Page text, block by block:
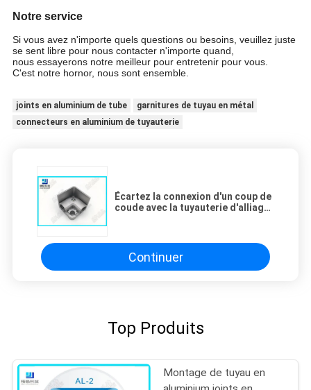
Notre service
Si vous avez n'importe quels questions ou besoins, veuillez juste
se sent libre pour nous contacter n'importe quand,
nous essayerons notre meilleur pour entretenir pour vous.
C'est notre hornor, nous sont ensemble.
joints en aluminium de tube
garnitures de tuyau en métal
connecteurs en aluminium de tuyauterie
Écartez la connexion d'un coup de
coude avec la tuyauterie d'alliage
Continuer
Top Produits
Montage de tuyau en